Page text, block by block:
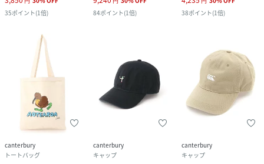
35ポイント(1倍)
84ポイント(1倍)
38ポイント(1倍)
canterbury
トートバッグ
canterbury
キャップ
canterbury
キャップ